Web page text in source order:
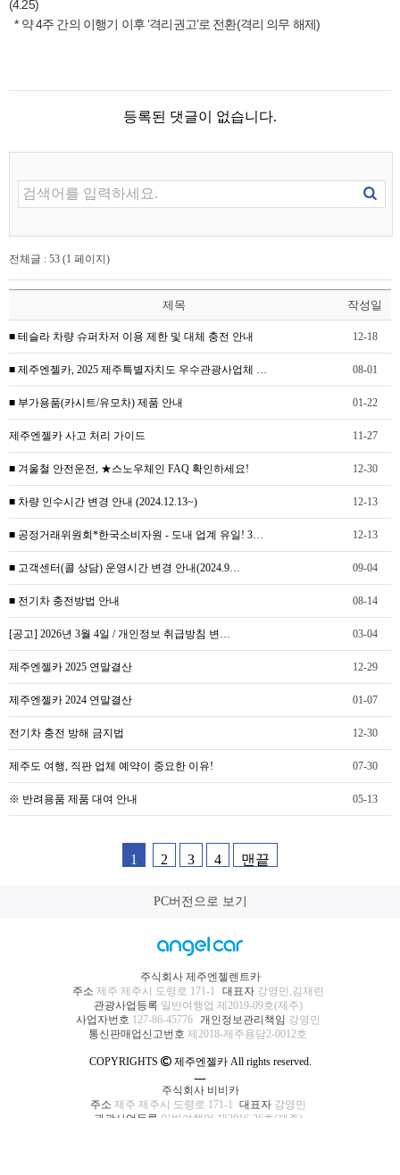
(4.25)
* 약 4주 간의 이행기 이후 ‘격리권고’로 전환(격리 의무 해제)
등록된 댓글이 없습니다.
전체글 : 53 (1 페이지)
제목 작성일
■ 테슬라 차량 슈퍼차저 이용 제한 및 대체 충전 안내 12-18
■ 제주엔젤카, 2025 제주특별자치도 우수관광사업체 … 08-01
■ 부가용품(카시트/유모차) 제품 안내 01-22
제주엔젤카 사고 처리 가이드 11-27
■ 겨울철 안전운전, ★스노우체인 FAQ 확인하세요! 12-30
■ 차량 인수시간 변경 안내 (2024.12.13~) 12-13
■ 공정거래위원회*한국소비자원 - 도내 업계 유일! 3… 12-13
■ 고객센터(콜 상담) 운영시간 변경 안내(2024.9… 09-04
■ 전기차 충전방법 안내 08-14
[공고] 2026년 3월 4일 / 개인정보 취급방침 변… 03-04
제주엔젤카 2025 연말결산 12-29
제주엔젤카 2024 연말결산 01-07
전기차 충전 방해 금지법 12-30
제주도 여행, 직판 업체 예약이 중요한 이유! 07-30
※ 반려용품 제품 대여 안내 05-13
1 2 3 4 맨끝
PC버전으로 보기
주식회사 제주엔젤렌트카
주소 제주 제주시 도령로 171-1 대표자 강영민,김재린
관광사업등록 일반여행업 제2019-09호(제주)
사업자번호 127-86-45776 개인정보관리책임 강영민
통신판매업신고번호 제2018-제주용담2-0012호
COPYRIGHTS 제주엔젤카 All rights reserved.
ㅡ
주식회사 비비카
주소 제주 제주시 도령로 171-1 대표자 강영민
관광사업등록 일반여행업 제2016-26호(제주)